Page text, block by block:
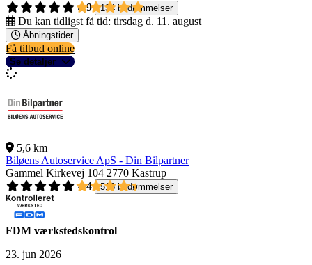
4,9
134 bedømmelser
Du kan tidligst få tid: tirsdag d. 11. august
Åbningstider
Få tilbud online
Se detaljer
5,6 km
Biløens Autoservice ApS - Din Bilpartner
Gammel Kirkevej 104 2770 Kastrup
4,4
516 bedømmelser
FDM værkstedskontrol
23. jun 2026